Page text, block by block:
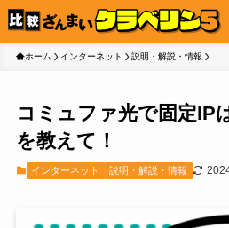
ホーム インターネット 説明・解説・情報
コミュファ光で固定IP
を教えて！
インターネット 説明・解説・情報